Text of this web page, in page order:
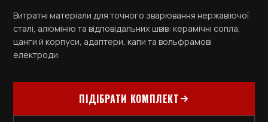
Витратні матеріали для точного зварювання нержавіючої
сталі, алюмінію та відповідальних швів: керамічні сопла,
цанги й корпуси, адаптери, капи та вольфрамові
електроди.
ПІДІБРАТИ КОМПЛЕКТ